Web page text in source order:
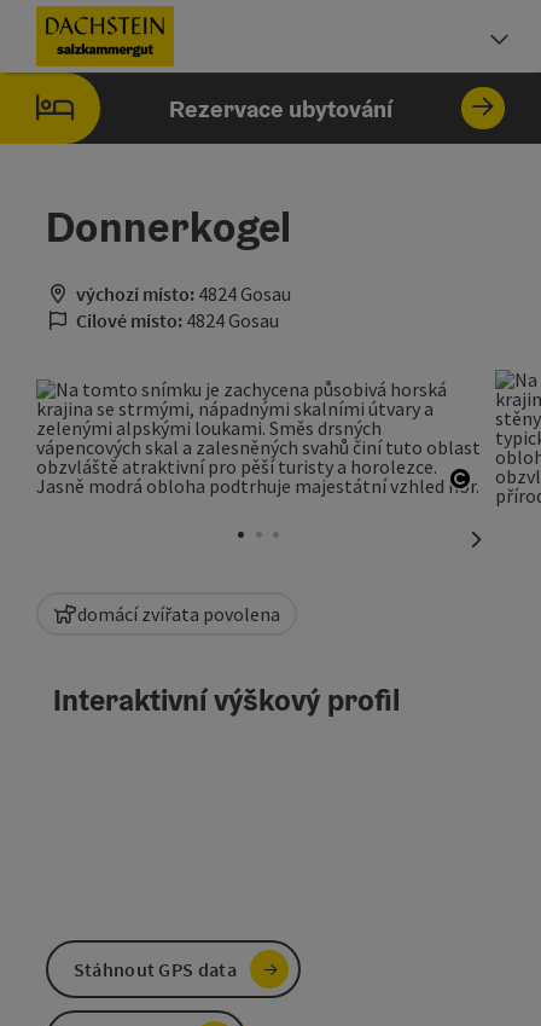
ObsahAccesskey
[0]
NavigaceAccesskey
[1]
Začátek stránky
Rezervace ubytování
Donnerkogel
výchozí místo: 4824 Gosau
Cílové místo: 4824 Gosau
domácí zvířata povolena
Interaktivní výškový profil
Stáhnout GPS data